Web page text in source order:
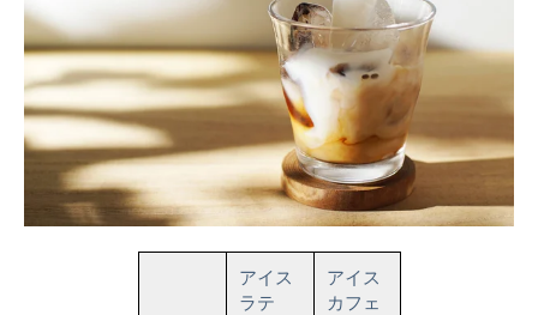
アイス
ラテ
アイス
カフェ